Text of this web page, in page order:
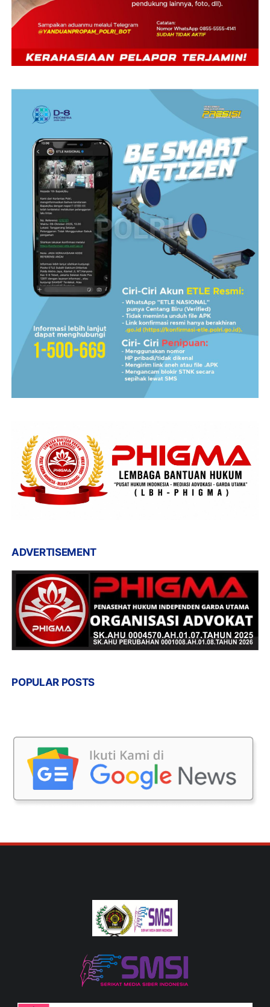
ADVERTISEMENT
POPULAR POSTS